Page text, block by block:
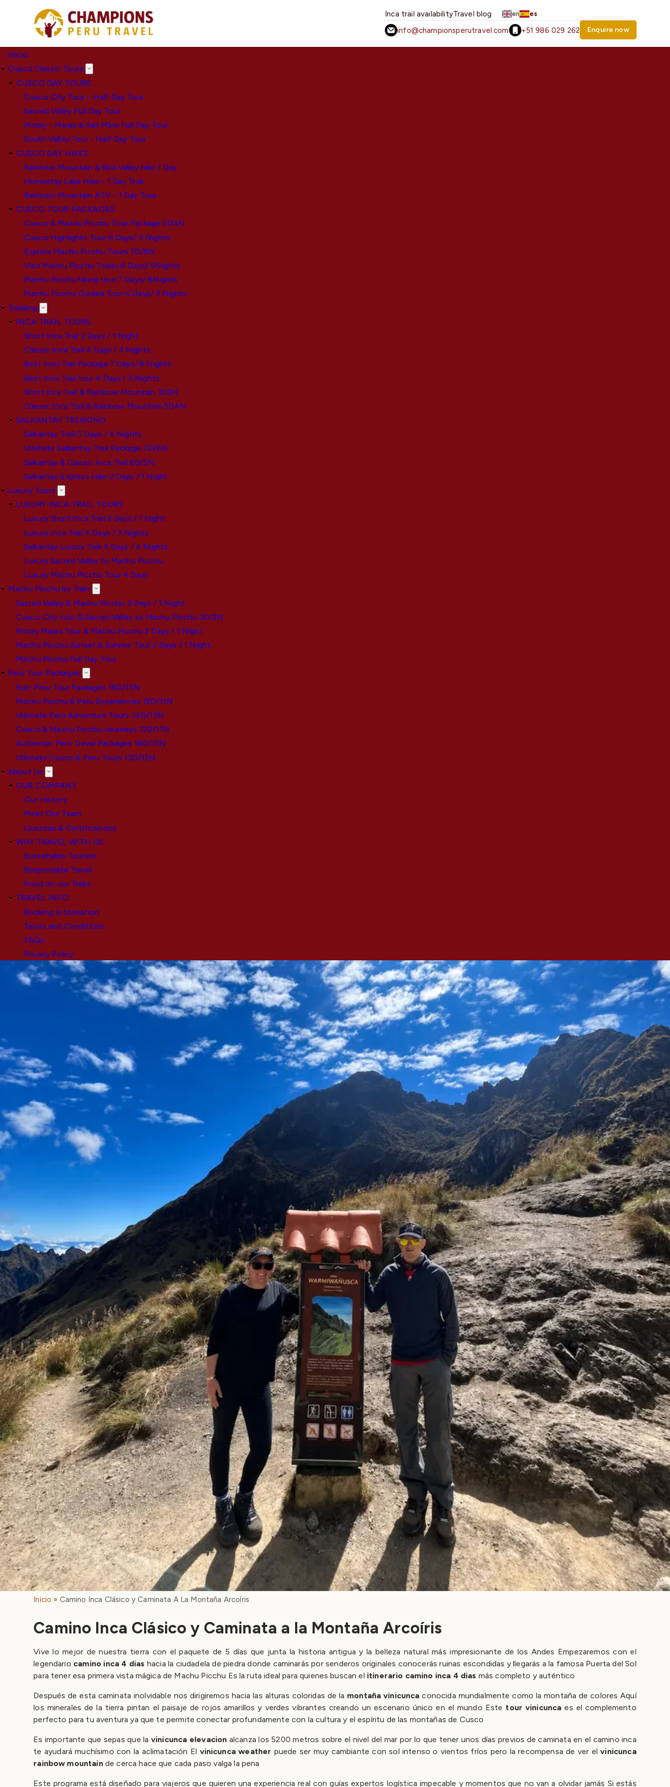
contenido
Inca trail availabilityTravel blog en es
info@championsperutravel.com +51 986 029 262 Enquire now
Inicio
Cusco Classic Tours
CUSCO DAY TOURS
Cusco City Tour – Half Day Tour
Sacred Valley Full Day Tour
Moray - Maras & Salt Mine Full Day Tour
South Valley Tour - Half Day Tour
CUSCO DAY HIKES
Rainbow Mountain & Red Valley hike 1 Day
Humantay Lake Hike - 1 Day Trek
Rainbow Mountain ATV - 1 Day Tour
CUSCO TOUR PACKAGES
Cusco & Machu Picchu Tour Package 5D4N
Cusco Highlights Tour 6 Days/ 5 Nights
Explore Machu Picchu Tours 7D/6N
Visit Machu Picchu Today 6 Days/ 5Nights
Machu Picchu hiking tour 7 Days/ 6Nights
Machu Picchu Guided Tour 4 Days/ 3 Nights
Trekking
INCA TRAIL TOURS
Short Inca Trail 2 Days / 1 Night
Classic Inca Trail 4 Days / 3 Nights
Best Inca Trail Package 7 Days/ 6 Nights
Best Inca Trail tour 4 Days / 3 Nights
Short inca Trail & Rainbow Mountain 3D2N
Classic Inca Trail & Rainbow Mountain 5D4N
SALKANTAY TREKKING
Salkantay Trek 5 Days / 4 Nights
Ultimate Salkantay Trek Package 7D/6N
Salkantay & Classic Inca Trail 6D/5N
Salkantay Express Hike 2 Days / 1 Night
Luxury Tours
LUXURY INCA TRAIL TOURS
Luxury Short Inca Trail 2 Days / 1 Night
Luxury Inca Trail 4 Days / 3 Nights
Salkantay Luxury Trek 5 Days / 4 Nights
Luxury Sacred Valley to Machu Picchu
Luxury Machu Picchu Tour 4 Days
Machu Picchu by Train
Sacred Valley & Machu Picchu 2 Days / 1 Night
Cusco City tour & Sacred Valley to Machu Picchu 3D/2N
Moray Maras Tour & Machu Picchu 2 Days / 1 Night
Machu Picchu Sunset & Sunrise Tour 2 Days / 1 Night
Machu Picchu Full Day Tour
Perú Tour Packages
Epic Peru Tour Packages 16D/15N
Machu Picchu & Peru Experiences 12D/11N
Ultimate Peru Adventure Tours 14D/13N
Cusco & Machu Picchu Journeys 12D/11N
Authentic Peru Travel Packages 16D/15N
Ultimate Cusco & Peru Tours 13D/12N
About Us
OUR COMPANY
Our History
Meet Our Team
Licenses & Certifications
WHY TRAVEL WITH US
Sustainable Tourism
Responsible Travel
Food on our Treks
TRAVEL INFO
Booking Information
Terms and Conditions
FAQs
Privacy Policy
Inicio Camino Inca Clásico y Caminata A La Montaña Arcoíris
Camino Inca Clásico y Caminata a la Montaña Arcoíris
Vive lo mejor de nuestra tierra con el paquete de 5 días que junta la historia antigua y la belleza natural más impresionante de los Andes Empezaremos con el
legendario camino inca 4 dias hacia la ciudadela de piedra donde caminarás por senderos originales conocerás ruinas escondidas y llegarás a la famosa Puerta del Sol
para tener esa primera vista mágica de Machu Picchu Es la ruta ideal para quienes buscan el itinerario camino inca 4 dias más completo y auténtico
Después de esta caminata inolvidable nos dirigiremos hacia las alturas coloridas de la montaña vinicunca conocida mundialmente como la montaña de colores Aquí
los minerales de la tierra pintan el paisaje de rojos amarillos y verdes vibrantes creando un escenario único en el mundo Este tour vinicunca es el complemento
perfecto para tu aventura ya que te permite conectar profundamente con la cultura y el espíritu de las montañas de Cusco
Es importante que sepas que la vinicunca elevacion alcanza los 5200 metros sobre el nivel del mar por lo que tener unos días previos de caminata en el camino inca
te ayudará muchísimo con la aclimatación El vinicunca weather puede ser muy cambiante con sol intenso o vientos fríos pero la recompensa de ver elvinicunca
rainbow mountainde cerca hace que cada paso valga la pena
Este programa está diseñado para viajeros que quieren una experiencia real con guías expertos logística impecable y momentos que no van a olvidar jamás Si estás